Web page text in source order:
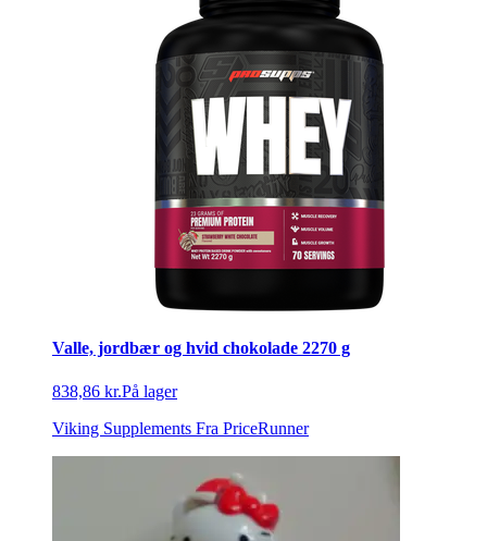
Valle, jordbær og hvid chokolade 2270 g
838,86 kr.På lager
Viking Supplements Fra PriceRunner